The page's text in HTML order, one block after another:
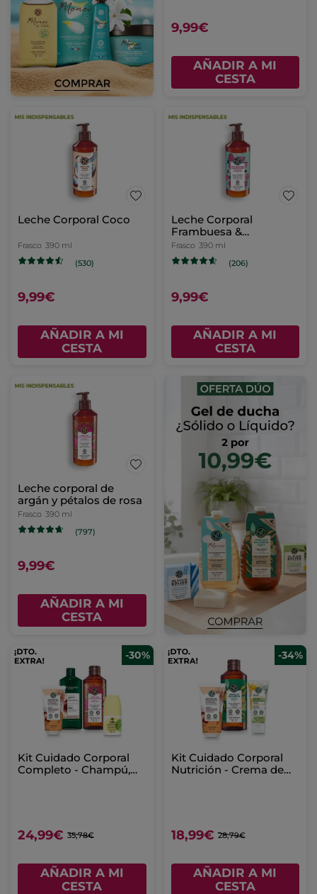
9,99€
AÑADIR A MI
CESTA
Leche Corporal Coco
Frasco 390 ml
(530)
9,99€
AÑADIR A MI
CESTA
Leche Corporal
Frambuesa &
Hierbabuena
Frasco 390 ml
(206)
9,99€
AÑADIR A MI
CESTA
Leche corporal de
argán y pétalos de rosa
Frasco 390 ml
(797)
9,99€
AÑADIR A MI
CESTA
-30%
Kit Cuidado Corporal
Completo - Champú,
24,99€ 35,78€
AÑADIR A MI
CESTA
-34%
Kit Cuidado Corporal
Nutrición - Crema de
18,99€ 28,79€
AÑADIR A MI
CESTA